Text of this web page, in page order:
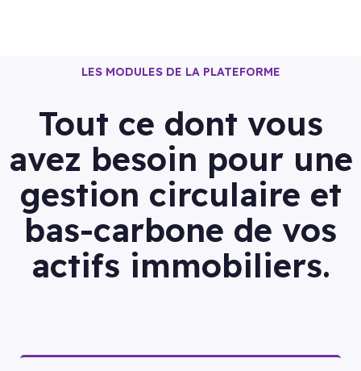
LES MODULES DE LA PLATEFORME
Tout ce dont vous
avez besoin pour une
gestion circulaire et
bas-carbone de vos
actifs immobiliers.